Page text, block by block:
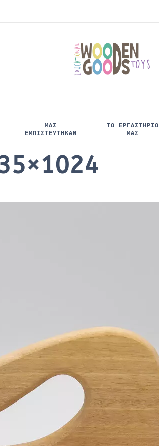
ΜΑΣ
ΕΜΠΙΣΤΕΥΤΉΚΑΝ
ΤΟ ΕΡΓΑΣΤΗΡΙΟ
ΜΑΣ